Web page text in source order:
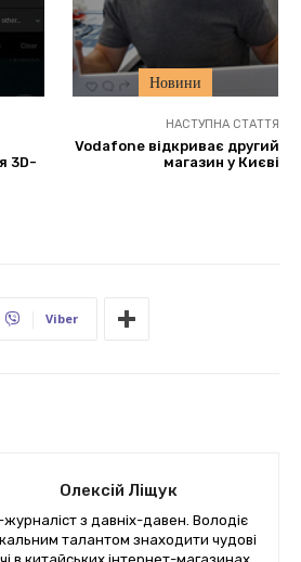
Новини
3D-
НАСТУПНА СТАТТЯ
Vodafone відкриває другий
магазин у Києві
Viber
Олексій Ліщук
журналіст з давніх-давен. Володіє
талантом знаходити чудові